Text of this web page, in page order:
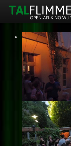
Home
Programm
Service
Ticketinfos
Ort
Anreise
Wetter